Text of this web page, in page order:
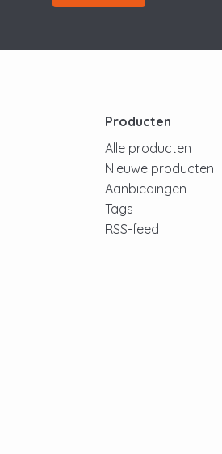
Producten
Alle producten
Nieuwe producten
Aanbiedingen
Tags
RSS-feed